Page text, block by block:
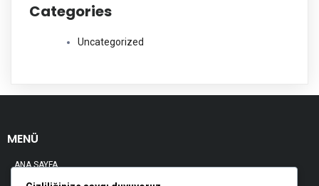
Categories
Uncategorized
MENÜ
ANA SAYFA